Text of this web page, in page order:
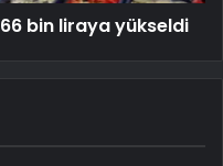
bin liraya yükseldi